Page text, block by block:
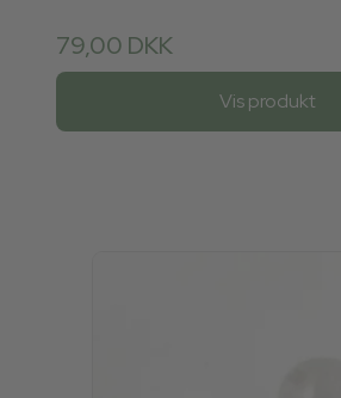
79,00 DKK
Vis produkt